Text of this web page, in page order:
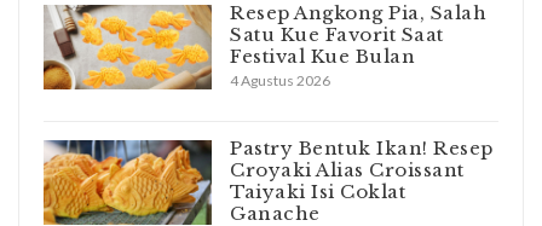
Resep Angkong Pia, Salah
Satu Kue Favorit Saat
Festival Kue Bulan
4 Agustus 2026
Pastry Bentuk Ikan! Resep
Croyaki Alias Croissant
Taiyaki Isi Coklat
Ganache